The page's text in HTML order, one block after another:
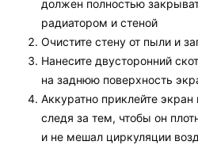
должен полностью
радиатором и стеной
Очистите стену от пыли и
Нанесите двусторонний
на заднюю поверхность
Аккуратно приклейте
следя за тем, чтобы он
и не мешал циркуляции